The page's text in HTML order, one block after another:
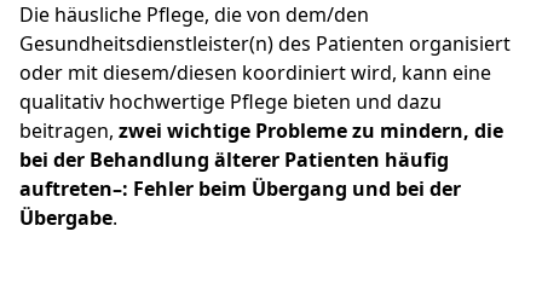
Die häusliche Pflege, die von dem/den
Gesundheitsdienstleister(n) des Patienten organisiert
oder mit diesem/diesen koordiniert wird, kann eine
qualitativ hochwertige Pflege bieten und dazu
beitragen, zwei wichtige Probleme zu mindern, die
bei der Behandlung älterer Patienten häufig
auftreten–: Fehler beim Übergang und bei der
Übergabe.